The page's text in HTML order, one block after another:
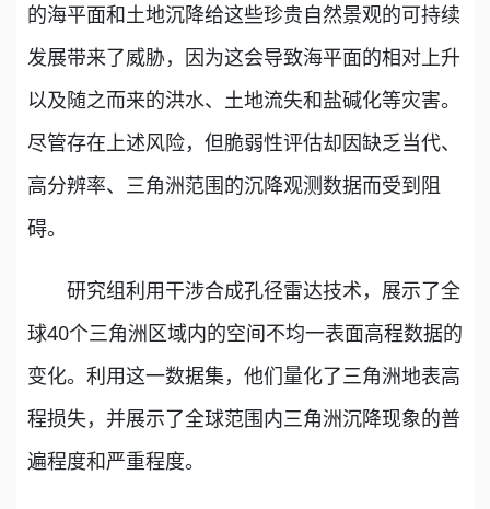
的海平面和土地沉降给这些珍贵自然景观的可持续
发展带来了威胁，因为这会导致海平面的相对上升
以及随之而来的洪水、土地流失和盐碱化等灾害。
尽管存在上述风险，但脆弱性评估却因缺乏当代、
高分辨率、三角洲范围的沉降观测数据而受到阻
碍。
研究组利用干涉合成孔径雷达技术，展示了全
球40个三角洲区域内的空间不均一表面高程数据的
变化。利用这一数据集，他们量化了三角洲地表高
程损失，并展示了全球范围内三角洲沉降现象的普
遍程度和严重程度。